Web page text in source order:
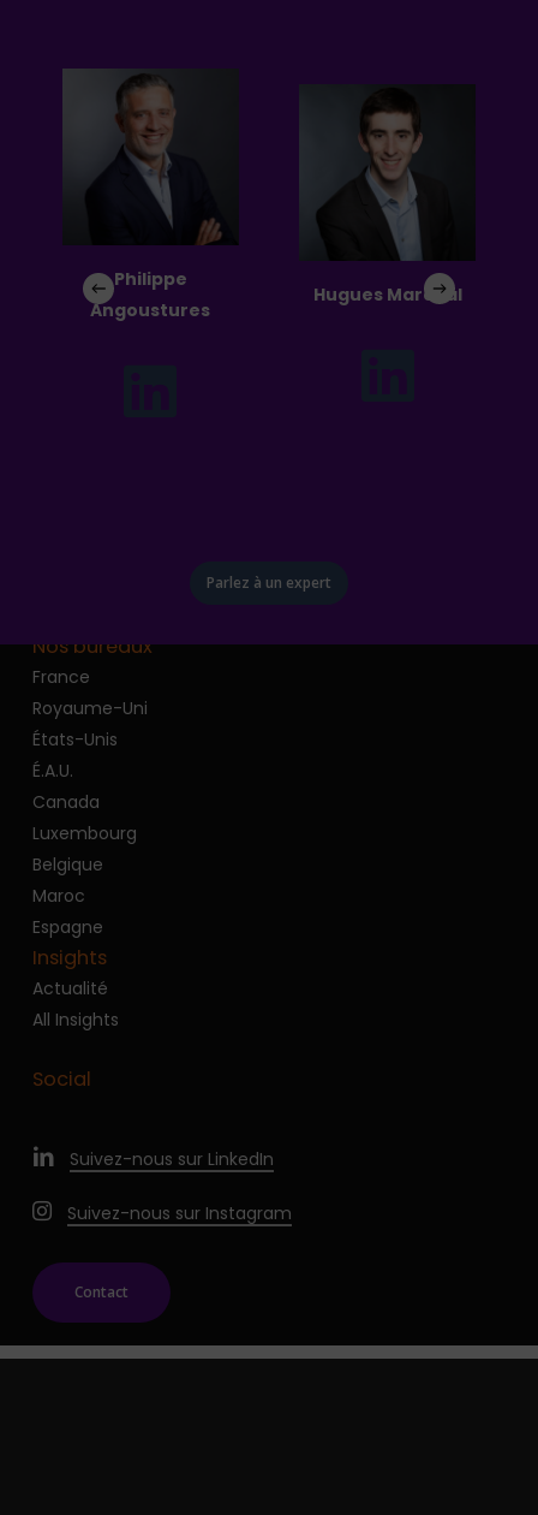
Philippe
Angoustures
Hugues Marchal
Parlez à un expert
Nos bureaux
France
Royaume-Uni
États-Unis
É.A.U.
Canada
Luxembourg
Belgique
Maroc
Espagne
Insights
Actualité
All Insights
Social
Suivez-nous sur LinkedIn
Suivez-nous sur Instagram
Contact